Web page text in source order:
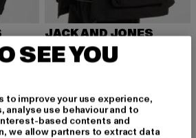
EUR 79,99 EUR
JACK AND JONES
Alpine Light
48,00 EUR
Derzeitiger Preis: 48,00 EUR
99,99 EUR
-50%
SEE YOU
to improve your use experience,
analyse use behaviour and to
based contents and
we allow partners to extract data